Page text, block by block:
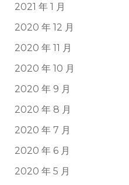
2021 年 1 月
2020 年 12 月
2020 年 11 月
2020 年 10 月
2020 年 9 月
2020 年 8 月
2020 年 7 月
2020 年 6 月
2020 年 5 月